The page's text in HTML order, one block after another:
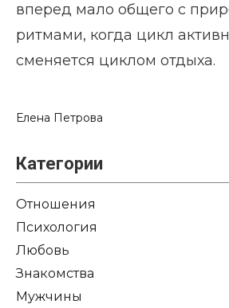
вперед мало общего с
ритмами, когда цикл
сменяется циклом отдыха.
Елена Петрова
Категории
Отношения
Психология
Любовь
Знакомства
Мужчины